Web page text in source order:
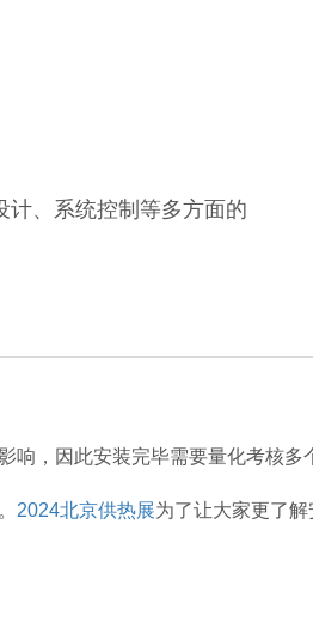
计、系统控制等多方面的
，因此安装完毕需要量化考核多
2024北京供热展为了让大家更了